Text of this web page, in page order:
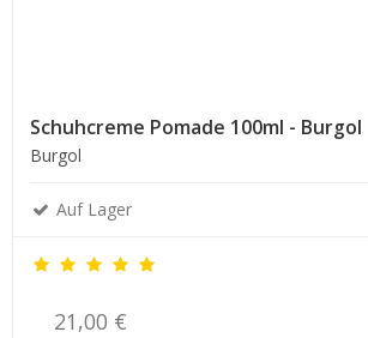
Schuhcreme Pomade 100ml - Burgol
Burgol
Auf Lager
21,00 €